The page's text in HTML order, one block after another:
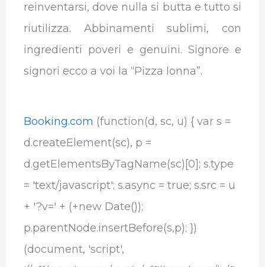
reinventarsi, dove nulla si butta e tutto si
riutilizza. Abbinamenti sublimi, con
ingredienti poveri e genuini. Signore e
signori ecco a voi la “Pizza Ionna”.
Booking.com (function(d, sc, u) { var s =
d.createElement(sc), p =
d.getElementsByTagName(sc)[0]; s.type
= 'text/javascript'; s.async = true; s.src = u
+ '?v=' + (+new Date());
p.parentNode.insertBefore(s,p); })
(document, 'script',